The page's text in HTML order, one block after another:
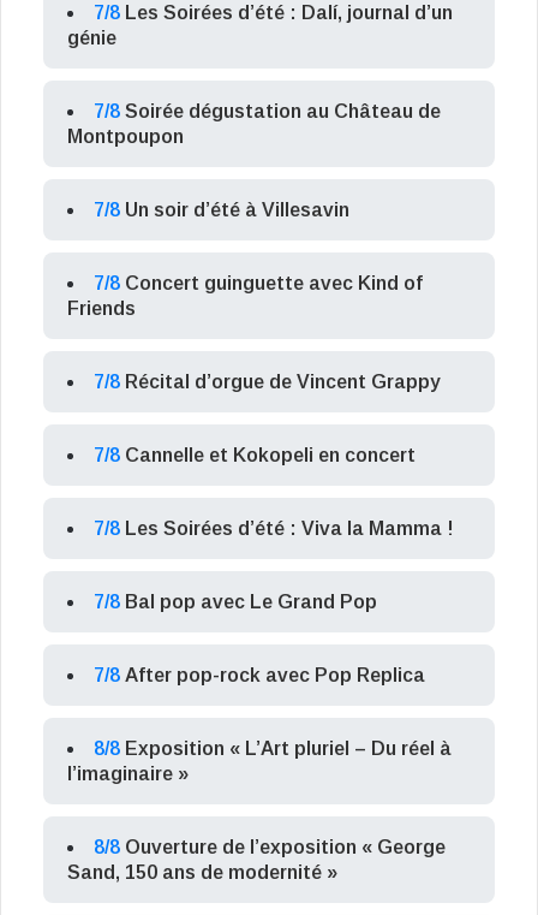
7/8 Les Soirées d’été : Dalí, journal d’un
génie
7/8 Soirée dégustation au Château de
Montpoupon
7/8 Un soir d’été à Villesavin
7/8 Concert guinguette avec Kind of
Friends
7/8 Récital d’orgue de Vincent Grappy
7/8 Cannelle et Kokopeli en concert
7/8 Les Soirées d’été : Viva la Mamma !
7/8 Bal pop avec Le Grand Pop
7/8 After pop-rock avec Pop Replica
8/8 Exposition « L’Art pluriel – Du réel à
l’imaginaire »
8/8 Ouverture de l’exposition « George
Sand, 150 ans de modernité »